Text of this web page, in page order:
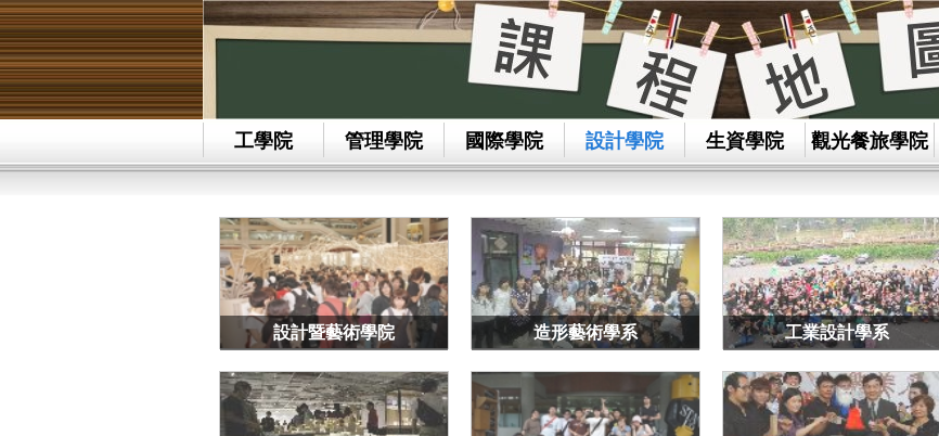
工學院 管理學院 國際學院 設計學院 生資學院 觀光餐旅學院
設計暨藝術學院 造形藝術學系 工業設計學系